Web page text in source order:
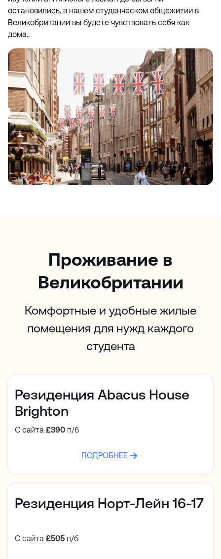
остановились, в нашем студенческом общежитии в
Великобритании вы будете чувствовать себя как
дома..
Проживание в
Великобритании
Комфортные и удобные жилые
помещения для нужд каждого
студента
Резиденция Abacus House
Brighton
С сайта £390 п/б
ПОДРОБНЕЕ
Резиденция Норт-Лейн 16-17
С сайта £505 п/б